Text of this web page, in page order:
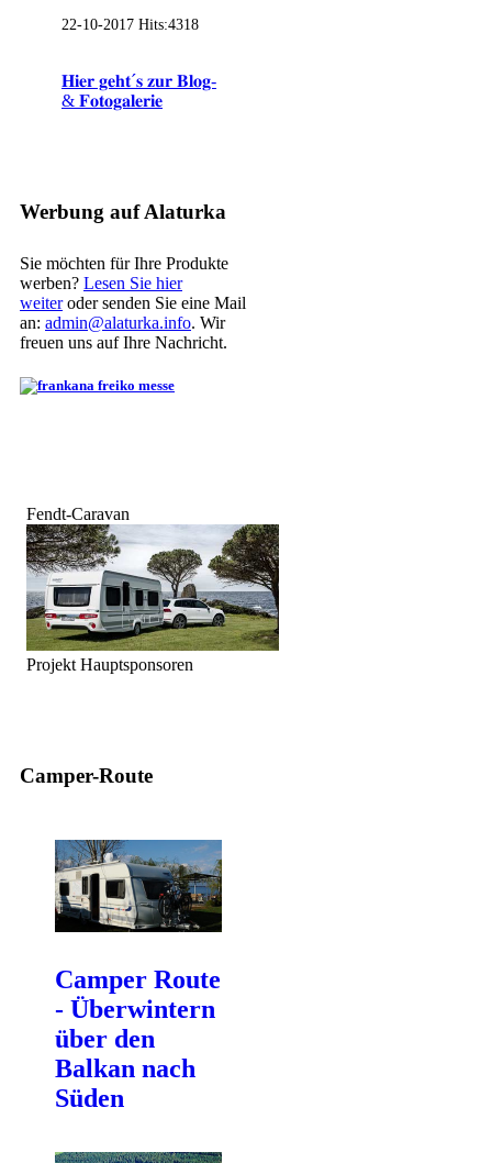
22-10-2017 Hits:4318
𝐇𝐢𝐞𝐫 𝐠𝐞𝐡𝐭´𝐬 𝐳𝐮𝐫 𝐁𝐥𝐨𝐠-
& 𝐅𝐨𝐭𝐨𝐠𝐚𝐥𝐞𝐫𝐢𝐞
Werbung auf Alaturka
Sie möchten für Ihre Produkte
werben? Lesen Sie hier
weiteroder senden Sie eine Mail
an: admin@alaturka.info. Wir
freuen uns auf Ihre Nachricht.
Fendt-Caravan
Projekt Hauptsponsoren
Camper-Route
Camper Route
- Überwintern
über den
Balkan nach
Süden